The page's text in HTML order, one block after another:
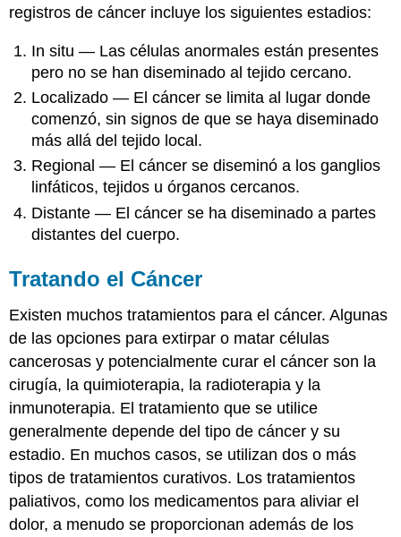
registros de cáncer incluye los siguientes estadios:
In situ — Las células anormales están presentes
pero no se han diseminado al tejido cercano.
Localizado — El cáncer se limita al lugar donde
comenzó, sin signos de que se haya diseminado
más allá del tejido local.
Regional — El cáncer se diseminó a los ganglios
linfáticos, tejidos u órganos cercanos.
Distante — El cáncer se ha diseminado a partes
distantes del cuerpo.
Tratando el Cáncer
Existen muchos tratamientos para el cáncer. Algunas
de las opciones para extirpar o matar células
cancerosas y potencialmente curar el cáncer son la
cirugía, la quimioterapia, la radioterapia y la
inmunoterapia. El tratamiento que se utilice
generalmente depende del tipo de cáncer y su
estadio. En muchos casos, se utilizan dos o más
tipos de tratamientos curativos. Los tratamientos
paliativos, como los medicamentos para aliviar el
dolor, a menudo se proporcionan además de los